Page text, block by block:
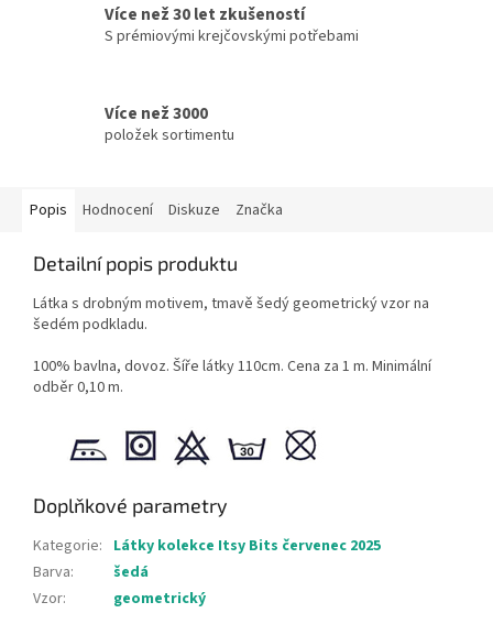
Více než 30 let zkušeností
S prémiovými krejčovskými potřebami
Více než 3000
položek sortimentu
Popis Hodnocení Diskuze Značka
Detailní popis produktu
Látka s drobným motivem, tmavě šedý geometrický vzor na
šedém podkladu.
100% bavlna, dovoz. Šíře látky 110cm. Cena za 1 m. Minimální
odběr 0,10 m.
Doplňkové parametry
Kategorie: Látky kolekce Itsy Bits červenec 2025
Barva:
šedá
Vzor: geometrický